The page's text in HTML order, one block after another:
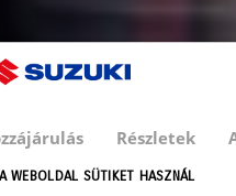
Részletek
WEBOLDAL SÜTIKET HASZNÁL